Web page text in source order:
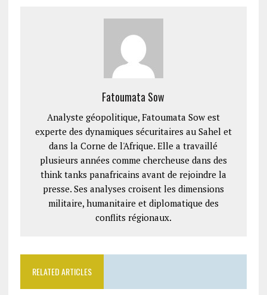
Fatoumata Sow
Analyste géopolitique, Fatoumata Sow est
experte des dynamiques sécuritaires au Sahel et
dans la Corne de l'Afrique. Elle a travaillé
plusieurs années comme chercheuse dans des
think tanks panafricains avant de rejoindre la
presse. Ses analyses croisent les dimensions
militaire, humanitaire et diplomatique des
conflits régionaux.
RELATED ARTICLES